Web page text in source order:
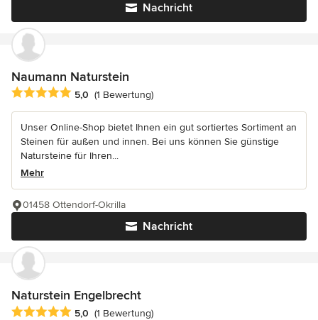
Nachricht
Naumann Naturstein
Durchschnittliche Bewertung: 5 von 5 Sternen
5,0 (1 Bewertung)
Unser Online-Shop bietet Ihnen ein gut sortiertes Sortiment an
Steinen für außen und innen. Bei uns können Sie günstige
Natursteine für Ihren...
Mehr
Nachricht
01458 Ottendorf-Okrilla
Naturstein Engelbrecht
Durchschnittliche Bewertung: 5 von 5 Sternen
5,0 (1 Bewertung)